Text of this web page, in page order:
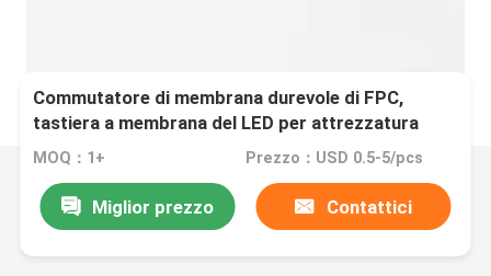
Commutatore di membrana durevole di FPC,
tastiera a membrana del LED per attrezzatura
medica
MOQ：1+ Prezzo：USD 0.5-5/pcs
Miglior prezzo Contattici